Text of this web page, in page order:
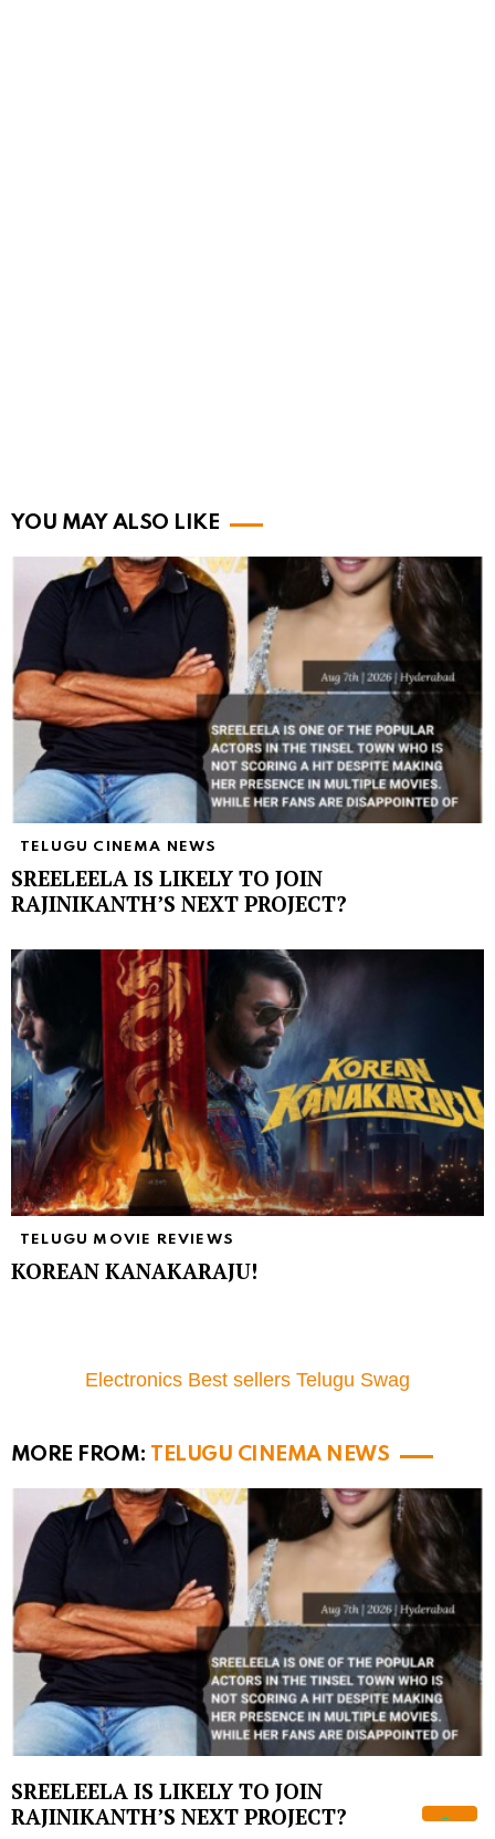
YOU MAY ALSO LIKE
TELUGU CINEMA NEWS
SREELEELA IS LIKELY TO JOIN
RAJINIKANTH’S NEXT PROJECT?
TELUGU MOVIE REVIEWS
KOREAN KANAKARAJU!
Electronics Best sellers Telugu Swag
MORE FROM: TELUGU CINEMA NEWS
SREELEELA IS LIKELY TO JOIN
RAJINIKANTH’S NEXT PROJECT?